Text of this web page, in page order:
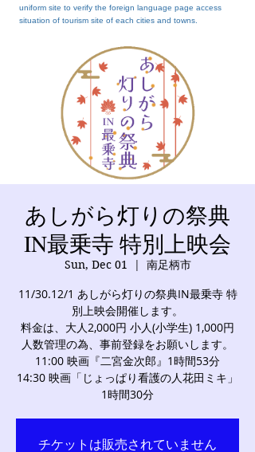
uniform site to verify the foreign language page access
situation of tourism site of each cities and towns.
あしがら灯りの祭典
IN最乗寺 特別上映会
Sun, Dec 01
  |
南足柄市
11/30.12/1 あしがら灯りの祭典IN最乗寺 特
別上映会開催します。
料金は、大人2,000円 小人(小学生) 1,000円
人数管理の為、事前登録をお願いします。
11:00 映画『二宮金次郎』1時間53分
14:30 映画「じょっぱり看護の人花田ミキ」
1時間30分
チケットは販売されていません